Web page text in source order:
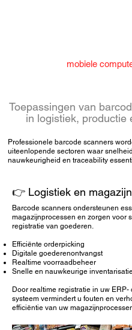
mobiele
Toepassingen van
in logistiek, productie
Professionele barcode scanners
uiteenlopende sectoren waar
nauwkeurigheid en traceability
👉 Logistiek en
Barcode scanners ondersteunen
magazijnprocessen en zorgen voor
registratie van goederen.
Efficiënte orderpicking
Digitale goederenontvangst
Realtime voorraadbeheer
Snelle en nauwkeurige
Door realtime registratie in uw ERP-
systeem vermindert u fouten en
efficiëntie van uw